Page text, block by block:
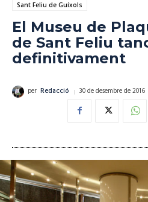
Sant Feliu de Guíxols
El Museu de
de Sant Feliu
definitivament
per Redacció 30 de desembre de 2016